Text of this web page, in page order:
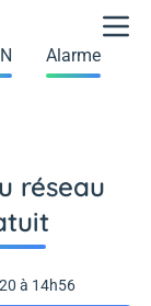
Alarme
réseau
à 14h56